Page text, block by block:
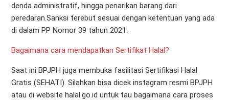
denda administratif, hingga penarikan barang dari
peredaran.Sanksi terebut sesuai dengan ketentuan yang ada
di dalam PP Nomor 39 tahun 2021.
Bagaimana cara mendapatkan Sertifikat Halal?
Saat ini BPJPH juga membuka fasilitasi Sertifikasi Halal
Gratis (SEHATI). Silahkan bisa dicek instagram resmi BPJPH
atau di website halal.go.id untuk tau bagaimana cara proses